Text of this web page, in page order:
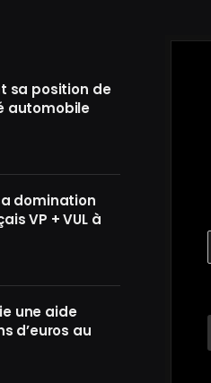
sa position de
automobile
domination
VP + VUL à
une aide
d’euros au